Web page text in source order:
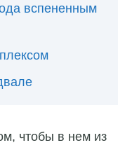
вспененным
чтобы в нем из